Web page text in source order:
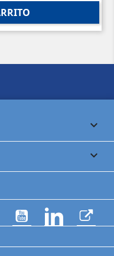


YouTubeLinkedIn